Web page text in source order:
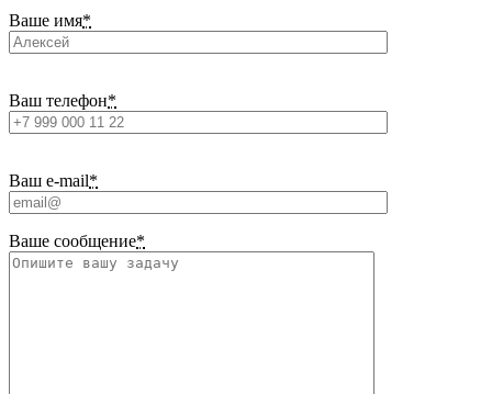
Ваше имя*
Ваш телефон*
Ваш e-mail*
Ваше сообщение*